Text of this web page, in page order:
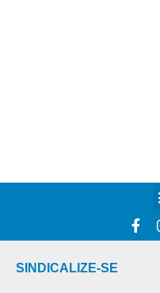
SINDICALIZE-SE